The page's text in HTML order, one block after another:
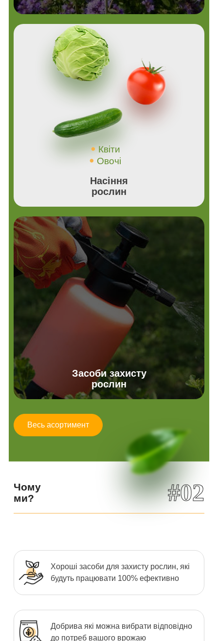
Квіти
Овочі
Насіння
рослин
Засоби захисту
рослин
Весь асортимент
Чому
ми?
#02
Хороші засоби для захисту рослин, які
будуть працювати 100% ефективно
Добрива які можна вибрати відповідно
до потреб вашого врожаю